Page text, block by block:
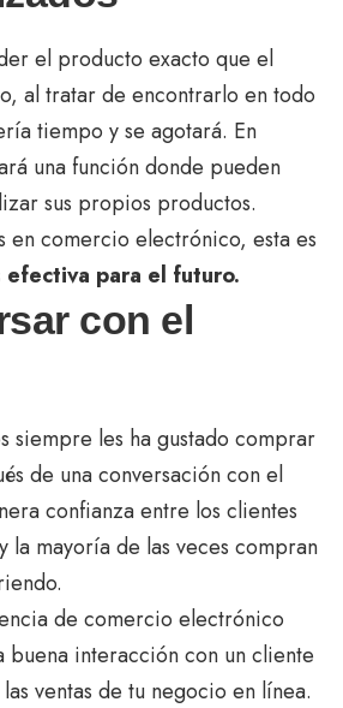
el producto exacto que el
al tratar de encontrarlo en todo
tiempo y se agotará. En
una función donde pueden
sus propios productos.
en comercio electrónico, esta es
para el futuro.
con el
siempre les ha gustado comprar
de una conversación con el
confianza entre los clientes
la mayoría de las veces compran
de comercio electrónico
buena interacción con un cliente
ventas de tu negocio en línea.